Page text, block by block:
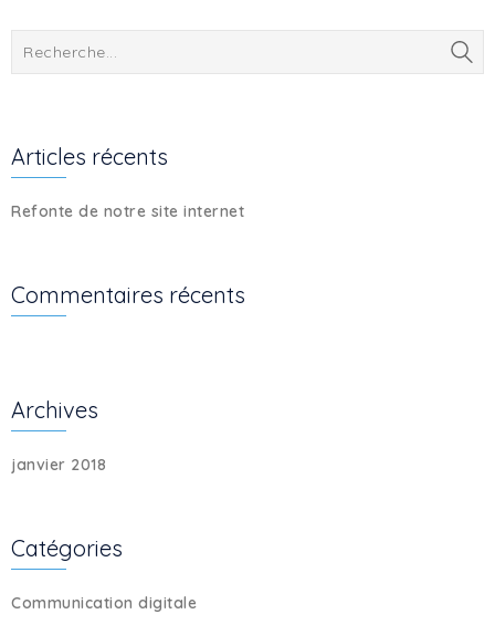
Articles récents
Refonte de notre site internet
Commentaires récents
Archives
janvier 2018
Catégories
Communication digitale